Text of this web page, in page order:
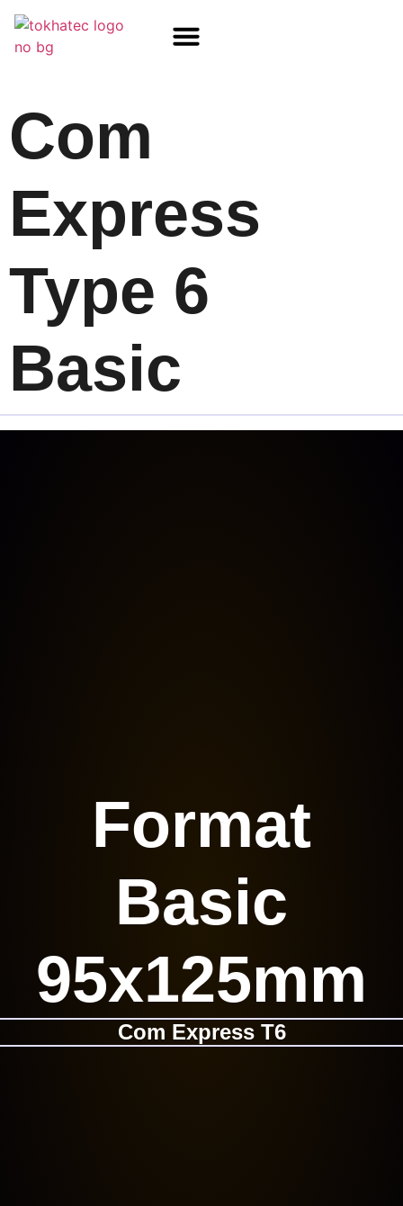
Com
Express
Type 6
Basic
Format
Basic
95x125mm
Com Express T6